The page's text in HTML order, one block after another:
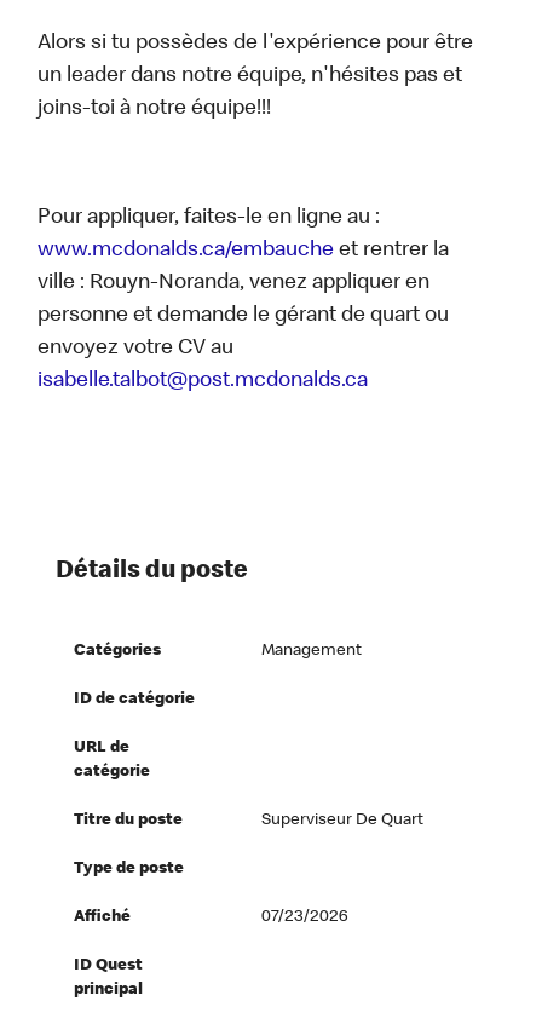
Alors si tu possèdes de l'expérience pour être
un leader dans notre équipe, n'hésites pas et
joins-toi à notre équipe!!!
Pour appliquer, faites-le en ligne au :
www.mcdonalds.ca/embauche et rentrer la
ville : Rouyn-Noranda, venez appliquer en
personne et demande le gérant de quart ou
envoyez votre CV au
isabelle.talbot@post.mcdonalds.ca
Détails du poste
Catégories Management
ID de catégorie
URL de
catégorie
Titre du poste Superviseur De Quart
Type de poste
Affiché 07/23/2026
ID Quest
principal